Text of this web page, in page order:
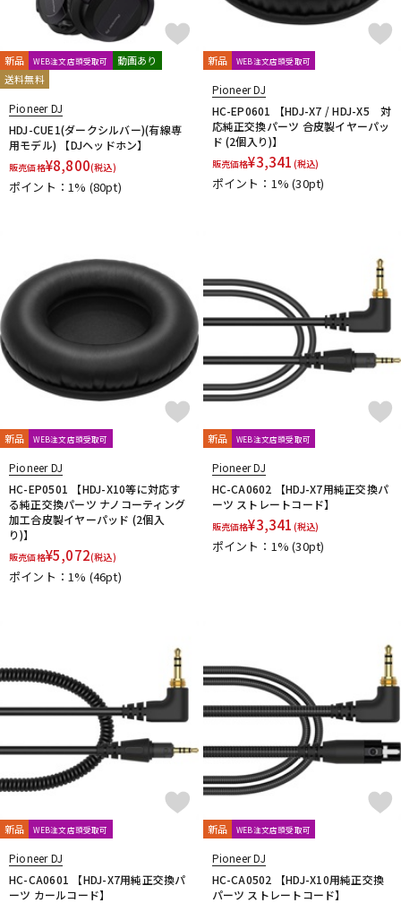
新品 WEB注文店頭受取可
動画あり
送料無料
Pioneer DJ
HDJ-CUE1(ダークシルバー)(有線専
用モデル) 【DJヘッドホン】
販売価格¥8,800(税込)
ポイント：1% (80pt)
新品 WEB注文店頭受取可
Pioneer DJ
HC-EP0601 【HDJ-X7 / HDJ-X5 対
応純正交換パーツ 合皮製イヤーパッ
ド (2個入り)】
販売価格¥3,341 (税込)
ポイント：1%(30pt)
新品 WEB注文店頭受取可
Pioneer DJ
HC-EP0501 【HDJ-X10等に対応す
る純正交換パーツ ナノコーティング
加工合皮製イヤーパッド (2個入
り)】
販売価格¥5,072(税込)
ポイント：1% (46pt)
新品 WEB注文店頭受取可
Pioneer DJ
HC-CA0602 【HDJ-X7用純正交換パ
ーツ ストレートコード】
販売価格¥3,341 (税込)
ポイント：1%(30pt)
新品 WEB注文店頭受取可
Pioneer DJ
HC-CA0601 【HDJ-X7用純正交換パ
ーツ カールコード】
新品 WEB注文店頭受取可
Pioneer DJ
HC-CA0502 【HDJ-X10用純正交換
パーツ ストレートコード】